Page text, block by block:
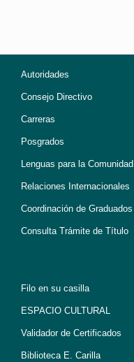
Autoridades
Consejo Directivo
Carreras
Posgrados
Lenguas para la Comunidad
Relaciones Internacionales
Coordinación de Graduados
Consulta Trámite de Título
Filo en su casilla
ESPACIO CULTURAL
Validador de Certificados
Biblioteca E. Carilla